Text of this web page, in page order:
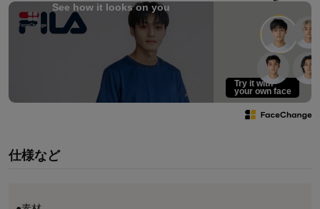
See how it looks on you
Try it with
your own face
仕様など